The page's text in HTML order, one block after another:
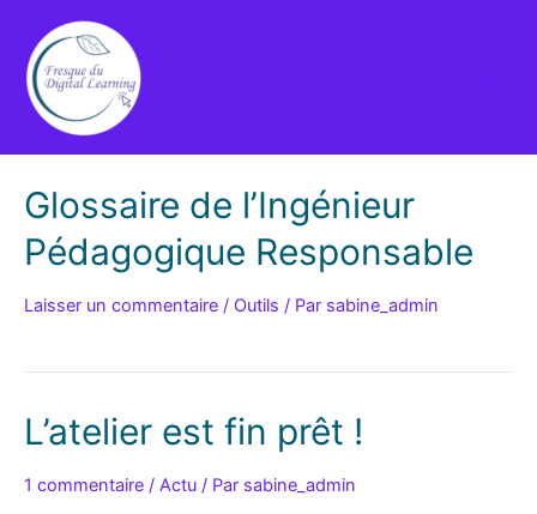
contenu
Glossaire de l’Ingénieur
Pédagogique Responsable
Laisser un commentaire / Outils / Par sabine_admin
L’atelier est fin prêt !
1 commentaire / Actu / Par sabine_admin